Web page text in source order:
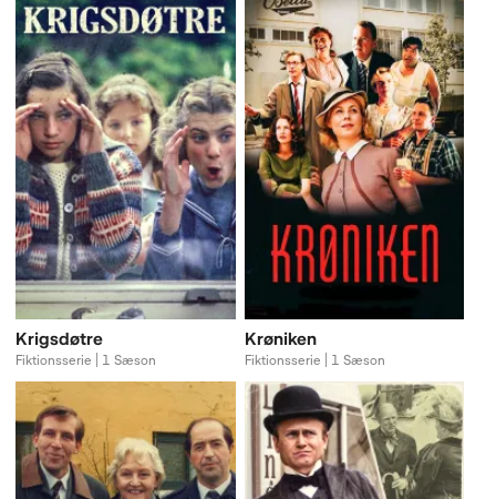
Krigsdøtre
Fiktionsserie | 1 Sæson
Krøniken
Fiktionsserie | 1 Sæson